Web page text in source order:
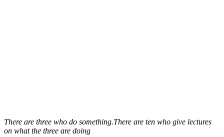
There are three who do something.There are ten who give lectures
on what the three are doing